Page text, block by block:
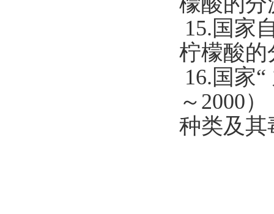
15.国家
柠檬酸的
16.国家
～2000
种类及其